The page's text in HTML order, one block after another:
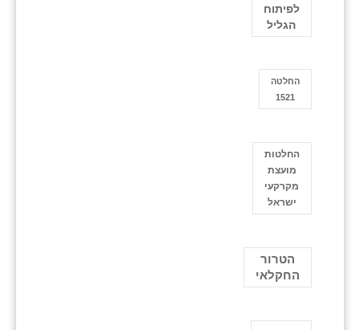
לפיתוח
הגליל
החלטה
1521
החלטות
מועצת
מקרקעי
ישראל
הטרור
החקלאי